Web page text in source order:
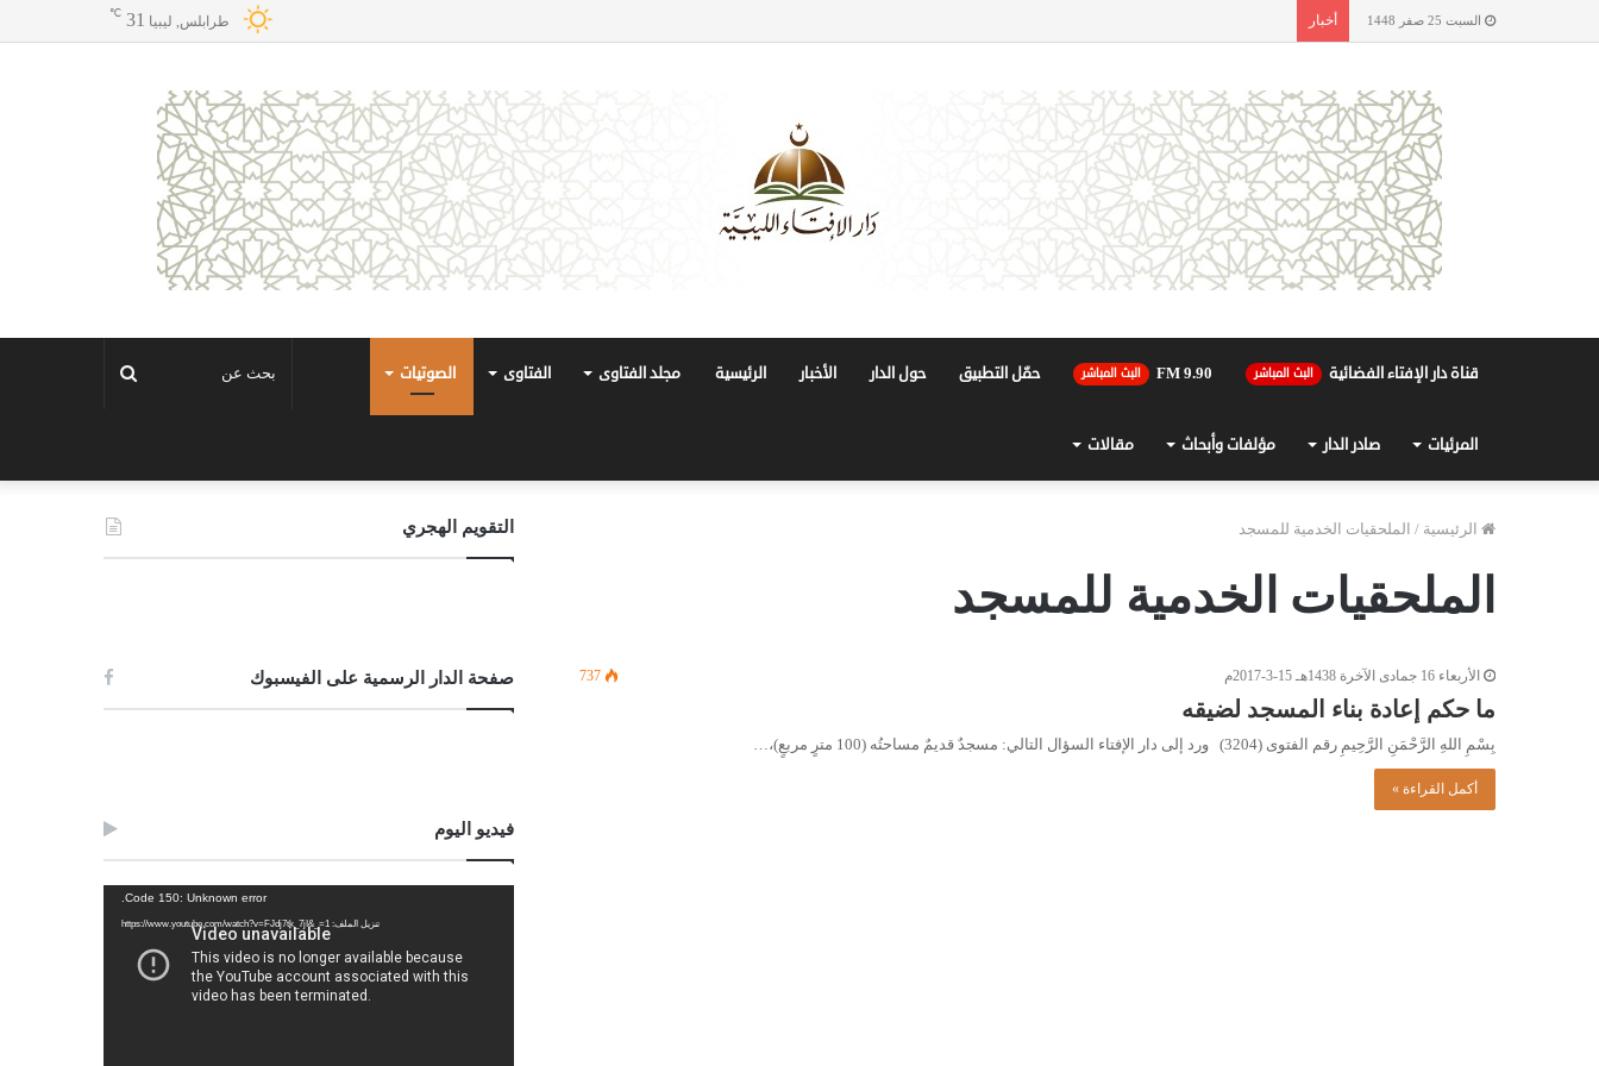
السبت 25 صفر 1448 أخبار طرابلس, ليبيا 31
℃
قناة دار الإفتاء الفضائية البث المباشر 90.FM 9 البث المباشر حمّل التطبيق حول الدار الأخبار الرئيسية مجلد الفتاوى الفتاوى الصوتيات
المرئيات صادر الدار مؤلفات وأبحاث مقالات
الرئيسية / الملحقيات الخدمية للمسجد
الملحقيات الخدمية للمسجد
الأربعاء 16 جمادى الآخرة 1438هـ 15-3-2017م 737
ما حكم إعادة بناء المسجد لضيقه
بِسْمِ اللهِ الرَّحْمَنِ الرَّحِيمِ رقم الفتوى (3204) ورد إلى دار الإفتاء السؤال التالي: مسجدٌ قديمٌ مساحتُه (100 مترٍ مربعٍ)،…
أكمل القراءة »
التقويم الهجري
صفحة الدار الرسمية على الفيسبوك
فيديو اليوم
Code 150: Unknown error.
تنزيل الملف: https://www.youtube.com/watch?v=FJdj7tk_7jI&_=1